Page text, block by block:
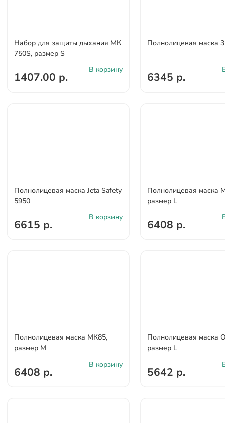
Набор для защиты дыхания МК
750S, размер S
1407.00 р.
В корзину
Полнолицевая маска
6345 р.
Полнолицевая маска Jeta Safety
5950
6615 р.
В корзину
Полнолицевая маска
размер L
6408 р.
Полнолицевая маска МК85,
размер M
6408 р.
В корзину
Полнолицевая маска
размер L
5642 р.